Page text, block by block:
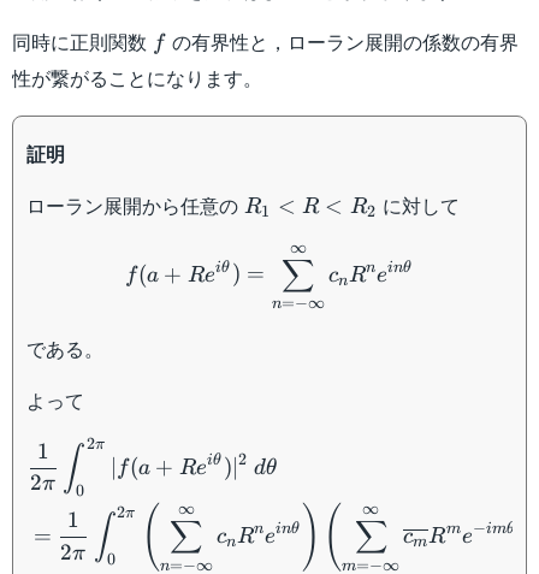
同時に正則関数 ffの有界性と，ローラン展開の係数の有界
性が繋がることになります。
証明
ローラン展開から任意の R_1
<
R_2
R1 < R < R2 に対して
f(a + Reiθ ) =
n=−∞
∑
∞
cnRneinθ
である。
よって
2π
1 ∫0
2π
f(a + Reiθ ) 2 dθ
=
2π
1 ∫0
2π ( n=−∞
∑
∞
cnRneinθ )( m=−∞
∑
∞
cmRme−imθ